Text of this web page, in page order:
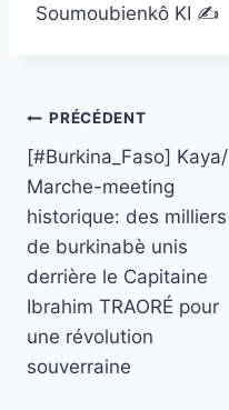
Soumoubienkô KI ✍️
Navigation
de
l’article
PRÉCÉDENT
[#Burkina_Faso] Kaya/
Marche-meeting
historique: des milliers
de burkinabè unis
derrière le Capitaine
Ibrahim TRAORÉ pour
une révolution
souverraine